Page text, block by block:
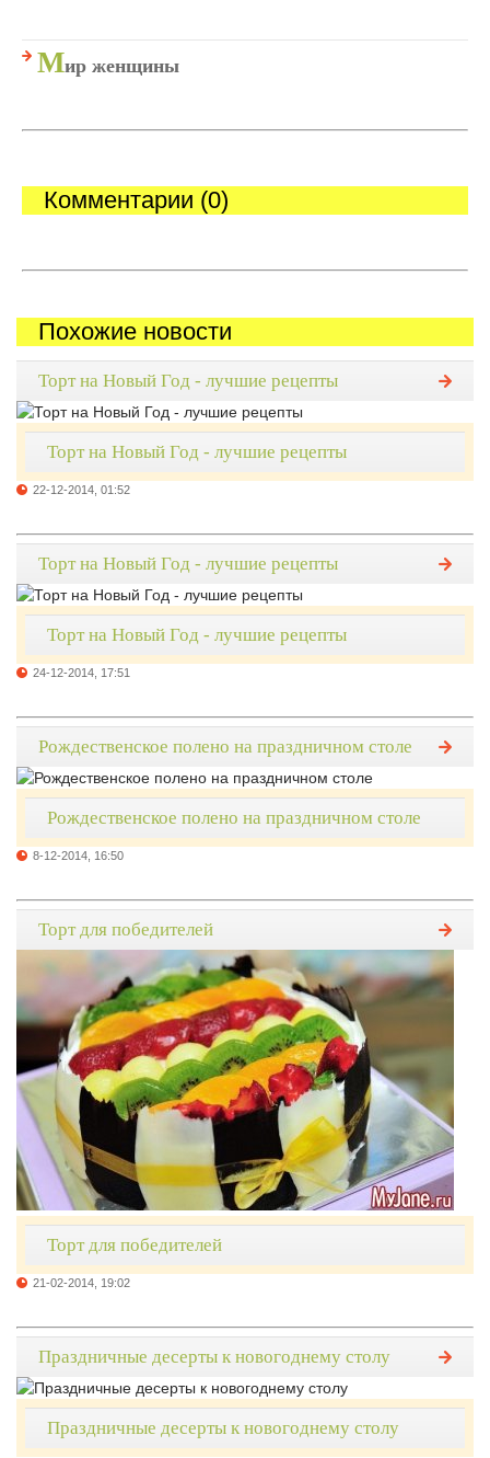
Мир женщины
Комментарии (0)
Похожие новости
Торт на Новый Год - лучшие рецепты
Торт на Новый Год - лучшие рецепты
22-12-2014, 01:52
Торт на Новый Год - лучшие рецепты
Торт на Новый Год - лучшие рецепты
24-12-2014, 17:51
Рождественское полено на праздничном столе
Рождественское полено на праздничном столе
8-12-2014, 16:50
Торт для победителей
Торт для победителей
21-02-2014, 19:02
Праздничные десерты к новогоднему столу
Праздничные десерты к новогоднему столу